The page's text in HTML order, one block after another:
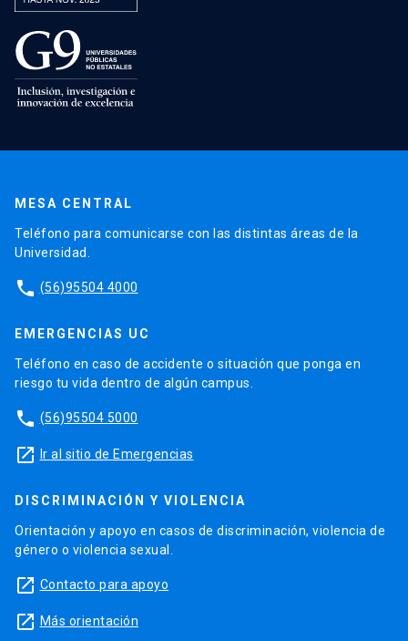
MESA CENTRAL
Teléfono para comunicarse con las distintas áreas de la
Universidad.
phone (56)95504 4000
EMERGENCIAS UC
Teléfono en caso de accidente o situación que ponga en
riesgo tu vida dentro de algún campus.
phone (56)95504 5000
launch Ir al sitio de Emergencias
DISCRIMINACIÓN Y VIOLENCIA
Orientación y apoyo en casos de discriminación, violencia de
género o violencia sexual.
launch Contacto para apoyo
launch Más orientación